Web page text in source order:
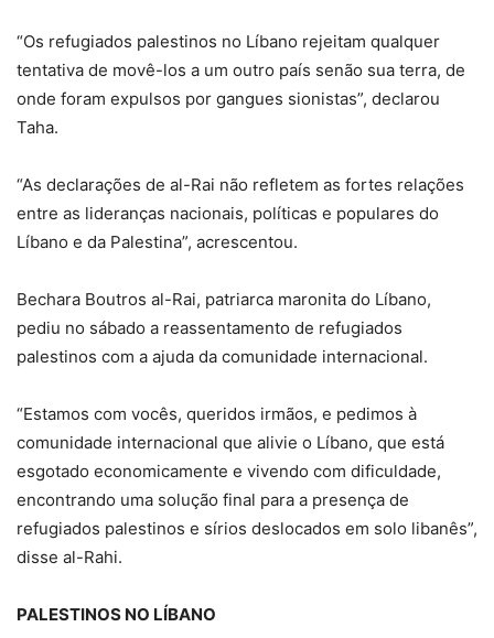
“Os refugiados palestinos no Líbano rejeitam qualquer
tentativa de movê-los a um outro país senão sua terra, de
onde foram expulsos por gangues sionistas”, declarou
Taha.
“As declarações de al-Rai não refletem as fortes relações
entre as lideranças nacionais, políticas e populares do
Líbano e da Palestina”, acrescentou.
Bechara Boutros al-Rai, patriarca maronita do Líbano,
pediu no sábado a reassentamento de refugiados
palestinos com a ajuda da comunidade internacional.
“Estamos com vocês, queridos irmãos, e pedimos à
comunidade internacional que alivie o Líbano, que está
esgotado economicamente e vivendo com dificuldade,
encontrando uma solução final para a presença de
refugiados palestinos e sírios deslocados em solo libanês”,
disse al-Rahi.
PALESTINOS NO LÍBANO